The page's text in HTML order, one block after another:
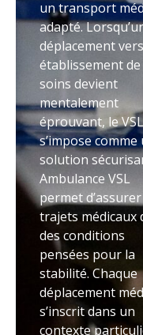
un transport
adapté.
déplacement
établissement de
soins devient
mentalement
éprouvant, le VSL
s’impose comme
solution
Ambulance VSL
permet
trajets médicaux
des conditions
pensées pour la
stabilité. Chaque
déplacement
s’inscrit dans un
contexte